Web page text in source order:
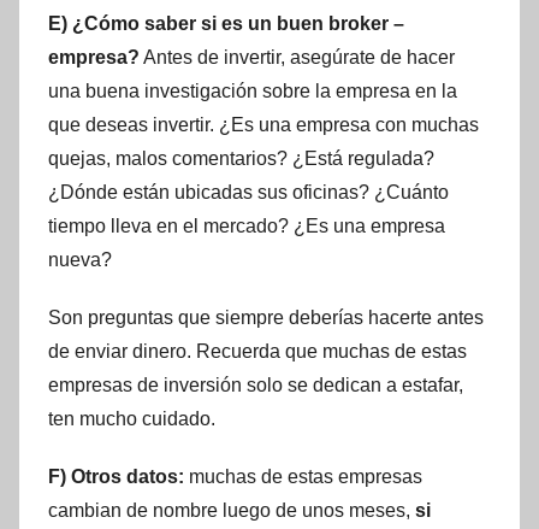
E) ¿Cómo saber si es un buen broker –
empresa? Antes de invertir, asegúrate de hacer
una buena investigación sobre la empresa en la
que deseas invertir. ¿Es una empresa con muchas
quejas, malos comentarios? ¿Está regulada?
¿Dónde están ubicadas sus oficinas? ¿Cuánto
tiempo lleva en el mercado? ¿Es una empresa
nueva?
Son preguntas que siempre deberías hacerte antes
de enviar dinero. Recuerda que muchas de estas
empresas de inversión solo se dedican a estafar,
ten mucho cuidado.
F) Otros datos: muchas de estas empresas
cambian de nombre luego de unos meses, si